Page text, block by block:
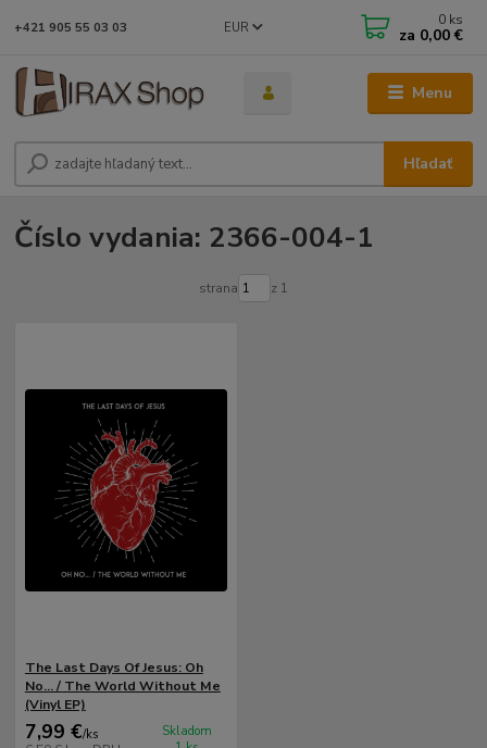
Menu
EUR
Hľadať
+421 905 55 03 03 0 ks
za 0,00 €
Číslo vydania: 2366-004-1
strana z 1
The Last Days Of Jesus: Oh
No... / The World Without Me
(Vinyl EP)
7,99 €/ks
Skladom